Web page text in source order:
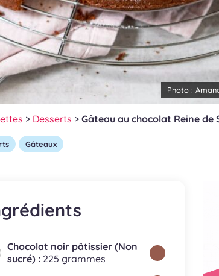
Photo :
> Desserts > Gâteau au chocolat Reine de
Gâteaux
Chocolat noir pâtissier (Non
sucré) : 225 grammes